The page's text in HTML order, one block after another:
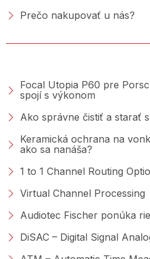
Prečo nakupovať u nás?
Focal Utopia P60 pre
spojí s výkonom
Ako správne čistiť a starať
Keramická ochrana na
ako sa nanáša?
1 to 1 Channel Routing
Virtual Channel Processing
Audiotec Fischer ponúka
DiSAC – Digital Signal